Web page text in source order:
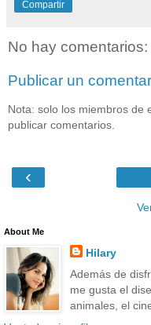
Compartir
No hay comentarios:
Publicar un
Nota: solo los miembros de
publicar comentarios.
‹
About Me
Hilary
Además de
me gusta el
animales, el